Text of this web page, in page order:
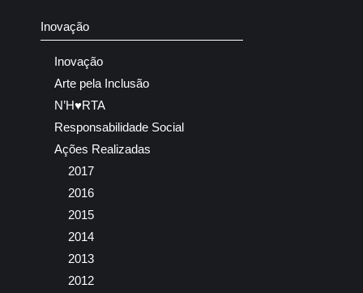
Inovação
Inovação
Arte pela Inclusão
N’H♥RTA
Responsabilidade Social
Ações Realizadas
2017
2016
2015
2014
2013
2012